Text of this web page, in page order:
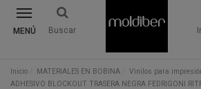
MENÚ Buscar
Inicio MATERIALES EN BOBINA Vinilos para
ADHESIVO BLOCKOUT TRASERA NEGRA FEDRIGONI